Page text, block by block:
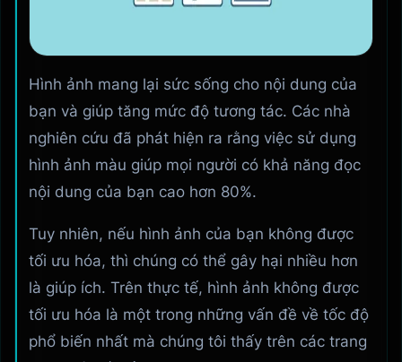
Hình ảnh mang lại sức sống cho nội dung của
bạn và giúp tăng mức độ tương tác. Các nhà
nghiên cứu đã phát hiện ra rằng việc sử dụng
hình ảnh màu giúp mọi người có khả năng đọc
nội dung của bạn cao hơn 80%.
Tuy nhiên, nếu hình ảnh của bạn không được
tối ưu hóa, thì chúng có thể gây hại nhiều hơn
là giúp ích. Trên thực tế, hình ảnh không được
tối ưu hóa là một trong những vấn đề về tốc độ
phổ biến nhất mà chúng tôi thấy trên các trang